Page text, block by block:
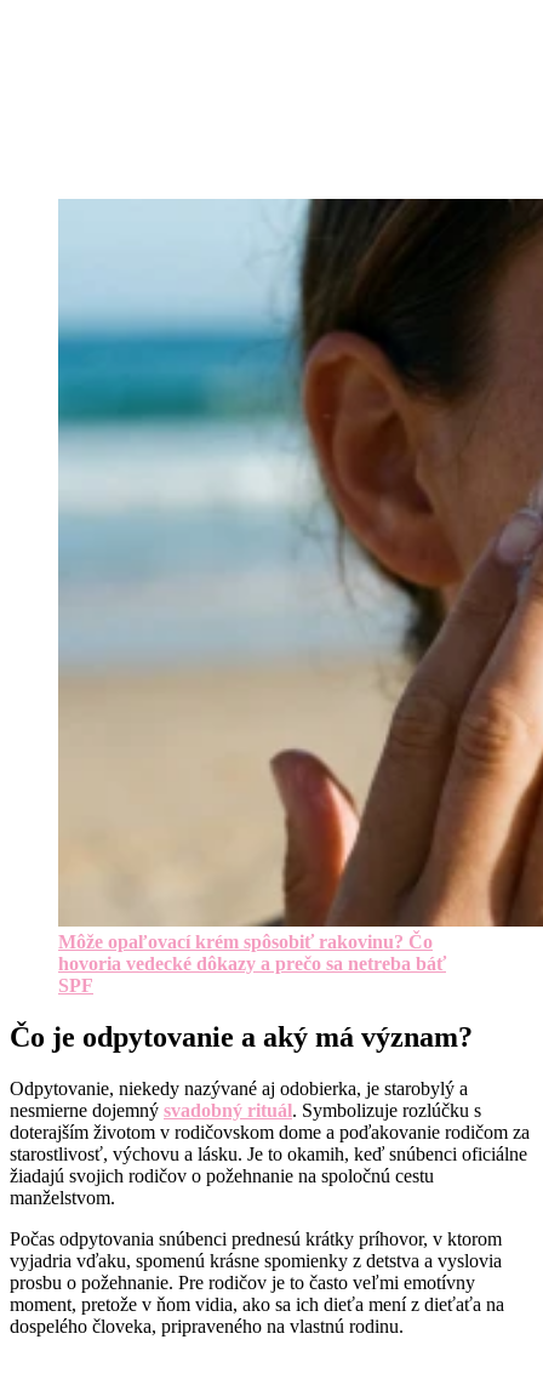
Môže opaľovací krém spôsobiť rakovinu? Čo
hovoria vedecké dôkazy a prečo sa netreba báť
SPF
Čo je odpytovanie a aký má význam?
Odpytovanie, niekedy nazývané aj odobierka, je starobylý a
nesmierne dojemný svadobný rituál. Symbolizuje rozlúčku s
doterajším životom v rodičovskom dome a poďakovanie rodičom za
starostlivosť, výchovu a lásku. Je to okamih, keď snúbenci oficiálne
žiadajú svojich rodičov o požehnanie na spoločnú cestu
manželstvom.
Počas odpytovania snúbenci prednesú krátky príhovor, v ktorom
vyjadria vďaku, spomenú krásne spomienky z detstva a vyslovia
prosbu o požehnanie. Pre rodičov je to často veľmi emotívny
moment, pretože v ňom vidia, ako sa ich dieťa mení z dieťaťa na
dospelého človeka, pripraveného na vlastnú rodinu.